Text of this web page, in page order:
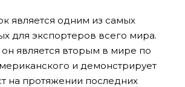
является одним из самых
для экспортеров всего мира.
он является вторым в мире по
и демонстрирует
на протяжении последних